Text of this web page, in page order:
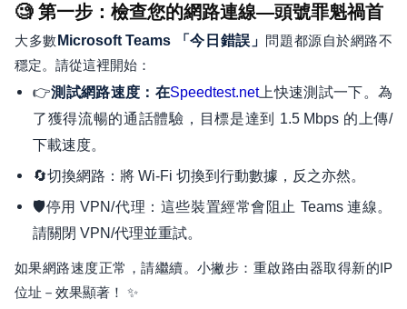
🧐 第一步：檢查您的網路連線—頭號罪魁禍首
大多數 Microsoft Teams 「今日錯誤」 問題都源自於網路不
穩定。請從這裡開始：
👉測試網路速度：在Speedtest.net上快速測試一下。為
了獲得流暢的通話體驗，目標是達到 1.5 Mbps 的上傳/
下載速度。
🔄切換網路：將 Wi-Fi 切換到行動數據，反之亦然。
🛡️停用 VPN/代理：這些裝置經常會阻止 Teams 連線。
請關閉 VPN/代理並重試。
如果網路速度正常，請繼續。小撇步：重啟路由器取得新的IP
位址－效果顯著！ ✨